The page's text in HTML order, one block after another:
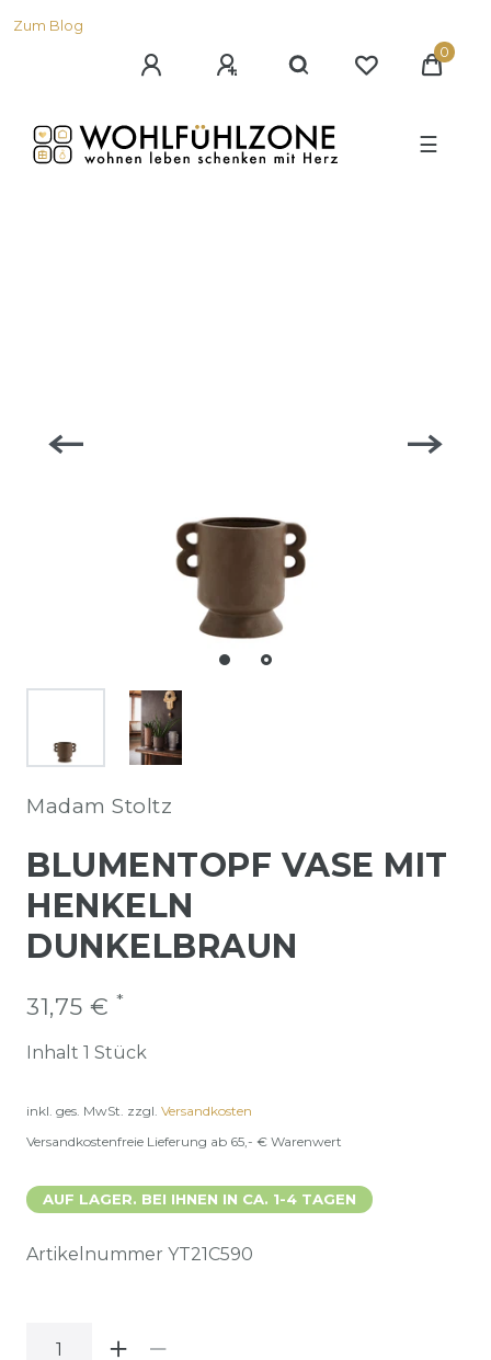
Zum Blog
0
☰
Madam Stoltz
BLUMENTOPF VASE MIT
HENKELN
DUNKELBRAUN
31,75 € *
Inhalt 1 Stück
inkl. ges. MwSt. zzgl. Versandkosten
Versandkostenfreie Lieferung ab 65,- € Warenwert
AUF LAGER. BEI IHNEN IN CA. 1-4 TAGEN
Artikelnummer YT21C590